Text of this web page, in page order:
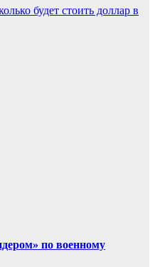
будет стоить доллар в
по военному